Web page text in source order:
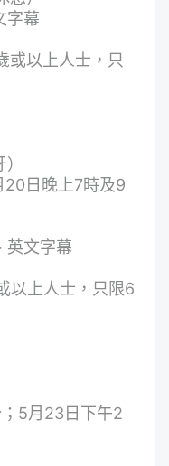
字幕
或以上人士，只
20日晚上7時及9
英文字幕
以上人士，只限6
5月23日下午2